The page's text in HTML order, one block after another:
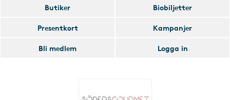
Butiker
Biobiljetter
Presentkort
Kampanjer
Bli medlem
Logga in